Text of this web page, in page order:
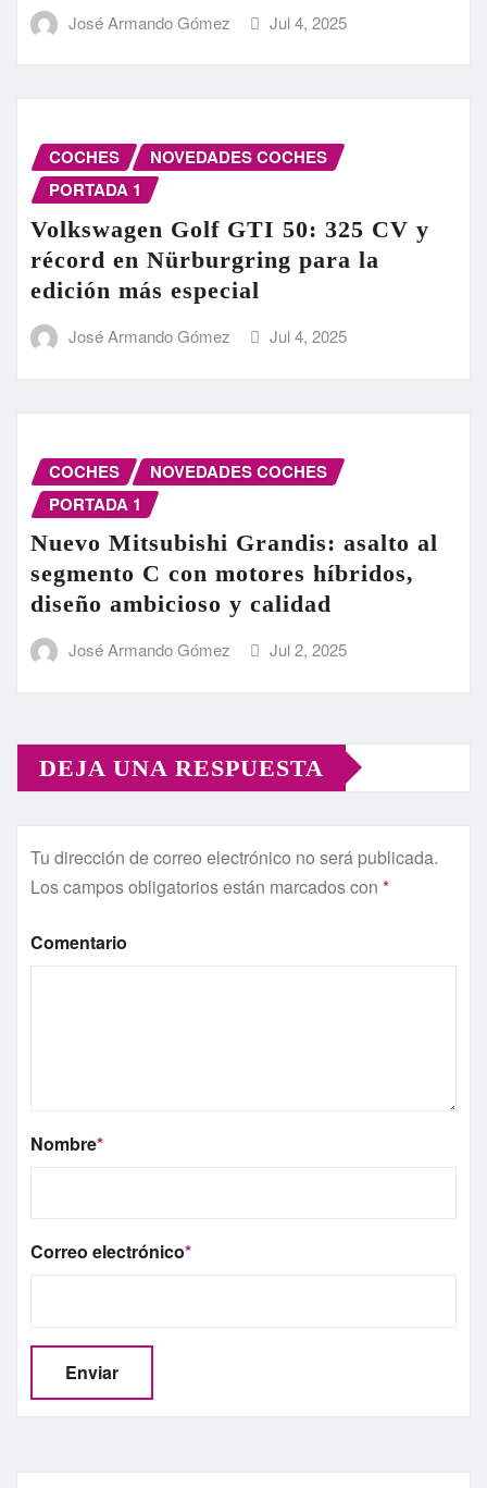
José Armando Gómez Jul 4, 2025
COCHES
NOVEDADES COCHES
PORTADA 1
Volkswagen Golf GTI 50: 325 CV y
récord en Nürburgring para la
edición más especial
José Armando Gómez Jul 4, 2025
COCHES
NOVEDADES COCHES
PORTADA 1
Nuevo Mitsubishi Grandis: asalto al
segmento C con motores híbridos,
diseño ambicioso y calidad
José Armando Gómez Jul 2, 2025
DEJA UNA RESPUESTA
Tu dirección de correo electrónico no será publicada.
Los campos obligatorios están marcados con *
Comentario
Nombre*
Correo electrónico*